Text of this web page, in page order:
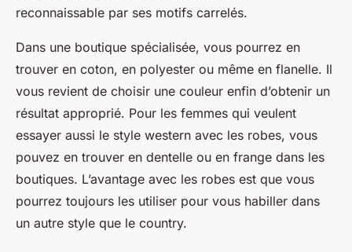
reconnaissable par ses motifs carrelés.
Dans une boutique spécialisée, vous pourrez en
trouver en coton, en polyester ou même en flanelle. Il
vous revient de choisir une couleur enfin d’obtenir un
résultat approprié. Pour les femmes qui veulent
essayer aussi le style western avec les robes, vous
pouvez en trouver en dentelle ou en frange dans les
boutiques. L’avantage avec les robes est que vous
pourrez toujours les utiliser pour vous habiller dans
un autre style que le country.